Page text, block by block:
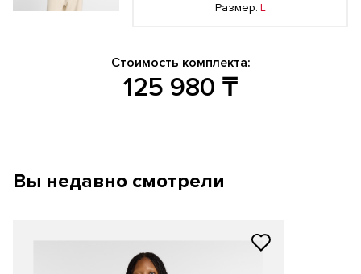
Размер: L
Стоимость комплекта:
125 980 ₸
Вы недавно смотрели